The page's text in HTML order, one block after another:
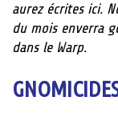
aurez écrites ici.
du mois enverra
dans le Warp.